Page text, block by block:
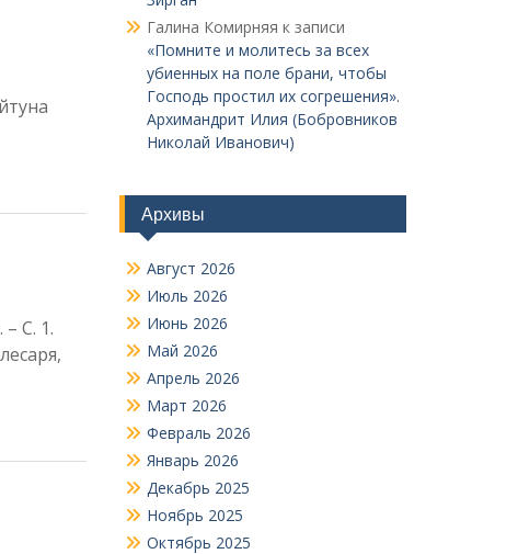
– С. 1.
Галина Комирняя к записи
«Помните и молитесь за всех
убиенных на поле брани, чтобы
Господь простил их согрешения».
Архимандрит Илия (Бобровников
Николай Иванович)
Архивы
Август 2026
Июль 2026
Июнь 2026
Май 2026
Апрель 2026
Март 2026
Февраль 2026
Январь 2026
Декабрь 2025
Ноябрь 2025
Октябрь 2025